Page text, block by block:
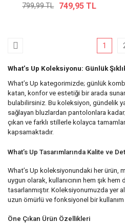
799,99 TL 749,95 TL
1
What’s Up Koleksiyonu: Günlük
What’s Up kategorimizde; günlük
katan, konfor ve estetiği bir arada
bulabilirsiniz. Bu koleksiyon, gündelik
sağlayan bluzlardan pantolonlara
çıkan ve farklı stillerle kolayca
kapsamaktadır.
What’s Up Tasarımlarında Kalite ve
What’s Up koleksiyonundaki her ürün,
uygun olarak, kullanıcının hem şık
tasarlanmıştır. Koleksiyonumuzda yer
uzun ömürlü ve fonksiyonel bir
Öne Çıkan Ürün Özellikleri